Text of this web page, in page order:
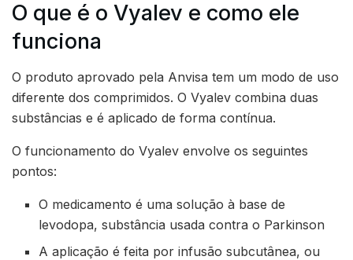
O que é o Vyalev e como ele
funciona
O produto aprovado pela Anvisa tem um modo de uso
diferente dos comprimidos. O Vyalev combina duas
substâncias e é aplicado de forma contínua.
O funcionamento do Vyalev envolve os seguintes
pontos:
O medicamento é uma solução à base de
levodopa, substância usada contra o Parkinson
A aplicação é feita por infusão subcutânea, ou